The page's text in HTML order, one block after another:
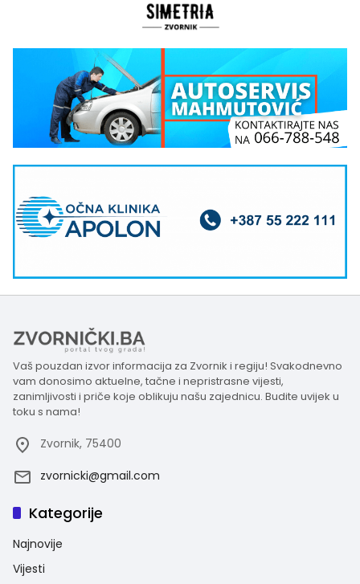
Vaš pouzdan izvor informacija za Zvornik i regiju! Svakodnevno
vam donosimo aktuelne, tačne i nepristrasne vijesti,
zanimljivosti i priče koje oblikuju našu zajednicu. Budite uvijek u
toku s nama!
Zvornik, 75400
zvornicki@gmail.com
Kategorije
Najnovije
Vijesti